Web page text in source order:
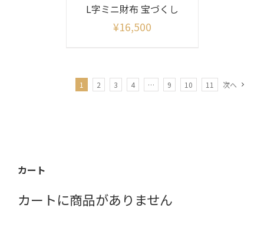
L字ミニ財布 宝づくし
¥16,500
1 2 3 4 … 9 10 11 次へ
カート
カートに商品がありません